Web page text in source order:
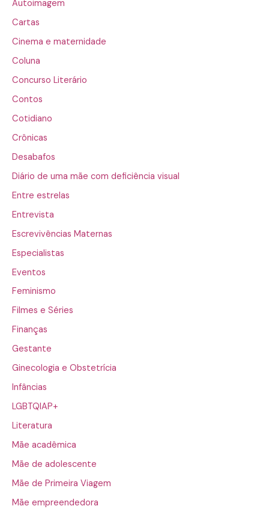
Autoimagem
Cartas
Cinema e maternidade
Coluna
Concurso Literário
Contos
Cotidiano
Crônicas
Desabafos
Diário de uma mãe com deficiência visual
Entre estrelas
Entrevista
Escrevivências Maternas
Especialistas
Eventos
Feminismo
Filmes e Séries
Finanças
Gestante
Ginecologia e Obstetrícia
Infâncias
LGBTQIAP+
Literatura
Mãe acadêmica
Mãe de adolescente
Mãe de Primeira Viagem
Mãe empreendedora